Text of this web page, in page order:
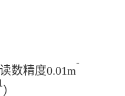
读数精度0.01m
-
）